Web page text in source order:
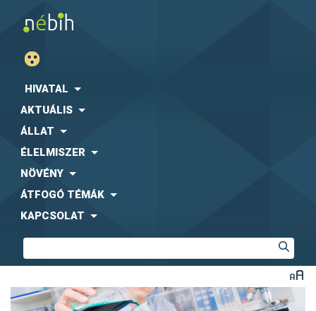
HIVATAL
AKTUÁLIS
ÁLLAT
ÉLELMISZER
NÖVÉNY
ÁTFOGÓ TÉMÁK
KAPCSOLAT